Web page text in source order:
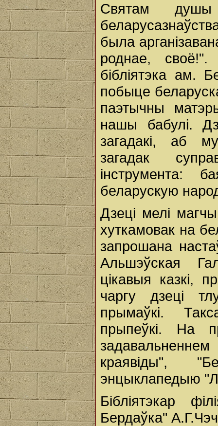
Святам
была
роднае, своё!".
бібліятэка ам.
побыце
паэтычны
нашы бабулі.
загадакі, аб
загадак
інструмента:
беларускую
Дзеці мелі
хуткамовак на
запрошана
Альшэўская
цікавыя казкі,
чаргу дзеці
прымаўкі.
прыпеўкі. На
краявіды",
энцыклапедыю
Бібліятэкар
Бердаўка"